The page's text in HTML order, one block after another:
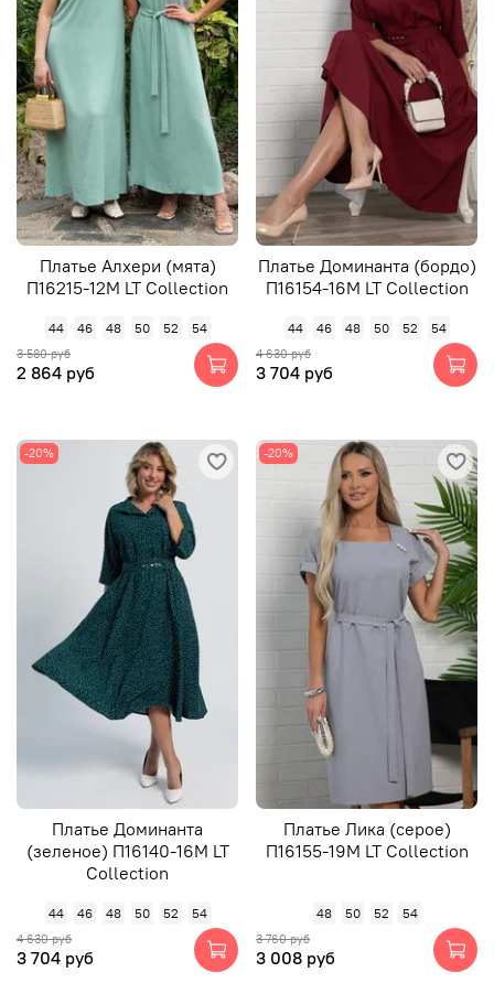
Платье Алхери (мята)
П16215-12М LT Collection
44 46 48 50 52 54
3 580 руб
2 864 руб
Платье Доминанта (бордо)
П16154-16М LT Collection
44 46 48 50 52 54
4 630 руб
3 704 руб
-20%
Платье Доминанта
(зеленое) П16140-16М LT
Collection
44 46 48 50 52 54
4 630 руб
3 704 руб
-20%
Платье Лика (серое)
П16155-19М LT Collection
48 50 52 54
3 760 руб
3 008 руб